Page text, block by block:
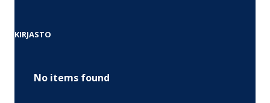
KIRJASTO
No items found